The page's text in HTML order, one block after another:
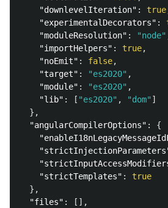
"downlevelIteration" : true
"experimentalDecorators" :
"moduleResolution" : "node"
"importHelpers" : true,
"noEmit" : false,
"target" : "es2020" ,
"module" : "es2020" ,
"lib" : [ "es2020" , "dom" ]
},
"angularCompilerOptions" :
{
"strictTemplates" :
true
},
"files" :
[],